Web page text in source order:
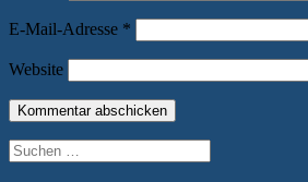
E-Mail-Adresse *
Website
Suchen
nach: